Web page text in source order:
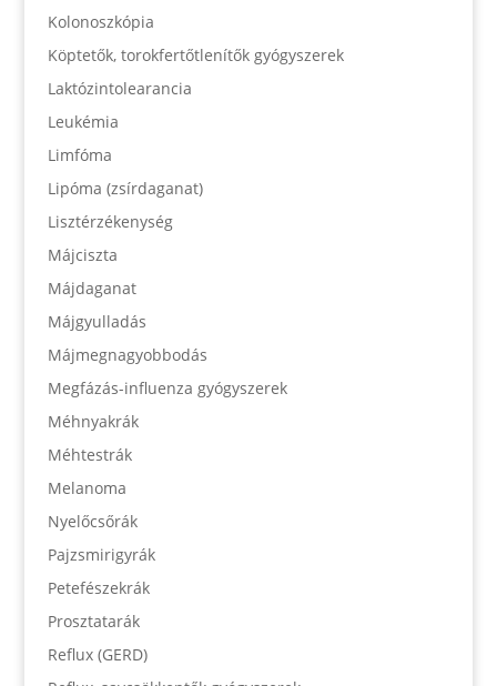
Kolonoszkópia
Köptetők, torokfertőtlenítők gyógyszerek
Laktózintolearancia
Leukémia
Limfóma
Lipóma (zsírdaganat)
Lisztérzékenység
Májciszta
Májdaganat
Májgyulladás
Májmegnagyobbodás
Megfázás-influenza gyógyszerek
Méhnyakrák
Méhtestrák
Melanoma
Nyelőcsőrák
Pajzsmirigyrák
Petefészekrák
Prosztatarák
Reflux (GERD)